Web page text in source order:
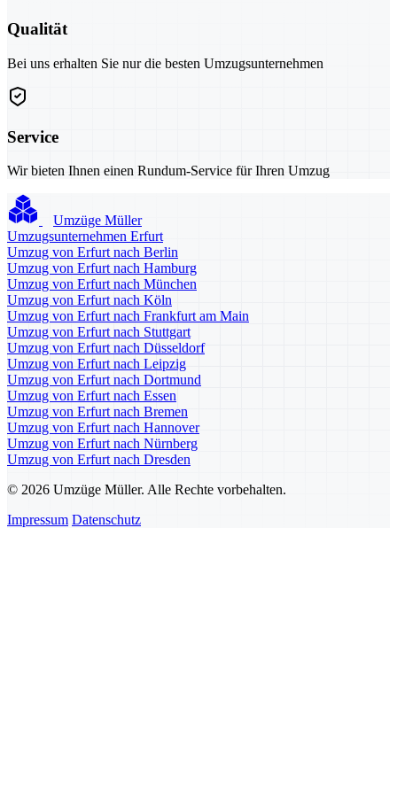
Qualität
Bei uns erhalten Sie nur die besten Umzugsunternehmen
Service
Wir bieten Ihnen einen Rundum-Service für Ihren Umzug
Umzüge Müller
Umzugsunternehmen Erfurt
Umzug von Erfurt nach Berlin
Umzug von Erfurt nach Hamburg
Umzug von Erfurt nach München
Umzug von Erfurt nach Köln
Umzug von Erfurt nach Frankfurt am Main
Umzug von Erfurt nach Stuttgart
Umzug von Erfurt nach Düsseldorf
Umzug von Erfurt nach Leipzig
Umzug von Erfurt nach Dortmund
Umzug von Erfurt nach Essen
Umzug von Erfurt nach Bremen
Umzug von Erfurt nach Hannover
Umzug von Erfurt nach Nürnberg
Umzug von Erfurt nach Dresden
© 2026 Umzüge Müller. Alle Rechte vorbehalten.
Impressum Datenschutz